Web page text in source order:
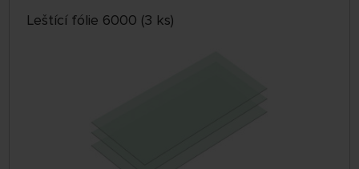
Leštící fólie 6000 (3 ks)